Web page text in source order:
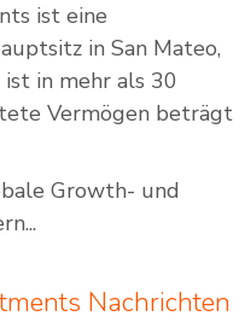
ist eine
in San Mateo,
in mehr als 30
Vermögen beträgt
Growth- und
Nachrichten